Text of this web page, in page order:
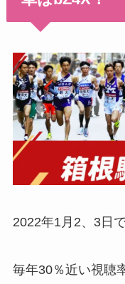
2022年1月2、3日
毎年30％近い視聴